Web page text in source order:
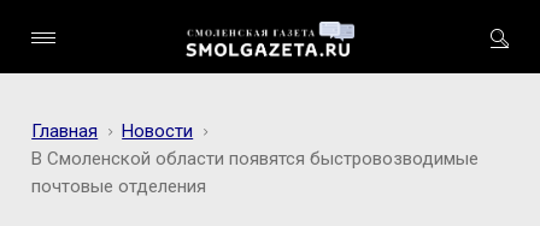
Главная
Новости
В Смоленской области появятся быстровозводимые
почтовые отделения